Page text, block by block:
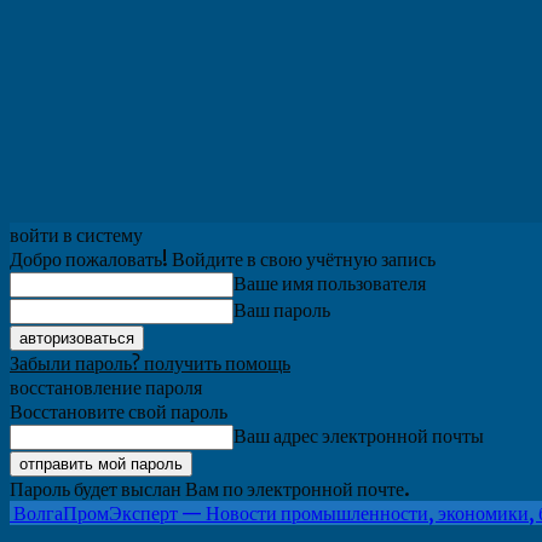
войти в систему
Добро пожаловать! Войдите в свою учётную запись
Ваше имя пользователя
Ваш пароль
Забыли пароль? получить помощь
восстановление пароля
Восстановите свой пароль
Ваш адрес электронной почты
Пароль будет выслан Вам по электронной почте.
ВолгаПромЭксперт — Новости промышленности, экономики,